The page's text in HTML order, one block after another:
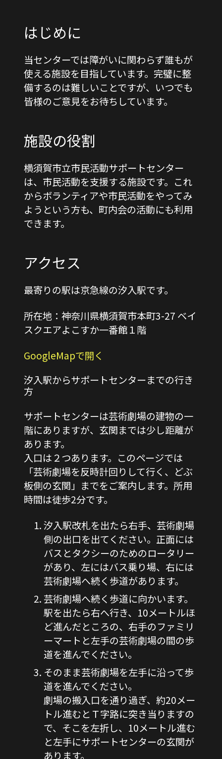
はじめに
当センターでは障がいに関わらず誰もが
使える施設を目指しています。完璧に整
備するのは難しいことですが、いつでも
皆様のご意見をお待ちしています。
施設の役割
横須賀市立市民活動サポートセンター
は、市民活動を支援する施設です。これ
からボランティアや市民活動をやってみ
ようという方も、町内会の活動にも利用
できます。
アクセス
最寄りの駅は京急線の汐入駅です。
所在地：神奈川県横須賀市本町3-27 ベイ
スクエアよこすか一番館１階
GoogleMapで開く
汐入駅からサポートセンターまでの行き
方
サポートセンターは芸術劇場の建物の一
階にありますが、玄関までは少し距離が
あります。
入口は２つあります。このページでは
「芸術劇場を反時計回りして行く、どぶ
板側の玄関」までをご案内します。所用
時間は徒歩2分です。
汐入駅改札を出たら右手、芸術劇場
側の出口を出てください。正面には
バスとタクシーのためのロータリー
があり、左にはバス乗り場、右には
芸術劇場へ続く歩道があります。
芸術劇場へ続く歩道に向かいます。
駅を出たら右へ行き、10メートルほ
ど進んだところの、右手のファミリ
ーマートと左手の芸術劇場の間の歩
道を進んでください。
そのまま芸術劇場を左手に沿って歩
道を進んでください。
劇場の搬入口を通り過ぎ、約20メー
トル進むとＴ字路に突き当りますの
で、そこを左折し、10メートル進む
と左手にサポートセンターの玄関が
あります。